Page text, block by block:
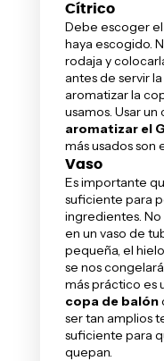
Cítrico
Debe escoger
haya escogido.
rodaja y
antes de servir
aromatizar la
usamos. Usar
aromatizar el
más usados son
Vaso
Es importante
suficiente para
ingredientes.
en un vaso de
pequeña, el
se nos
más práctico es
copa de balón
ser tan amplios
suficiente para
quepan.